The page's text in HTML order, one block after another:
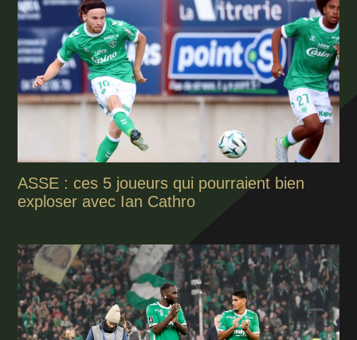
ASSE : ces 5 joueurs qui pourraient bien
exploser avec Ian Cathro